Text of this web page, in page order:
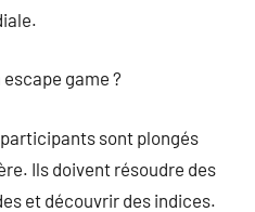
game ?
sont plongés
Ils doivent résoudre des
et découvrir des indices.